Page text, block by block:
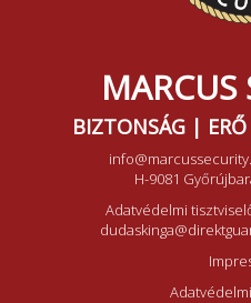
MARCUS
BIZTONSÁG |
H-9081
Adatvédelmi